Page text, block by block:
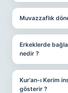
Muvazzaflık
Erkeklerde
nedir ?
Kur’an-ı Kerim
gösterir ?